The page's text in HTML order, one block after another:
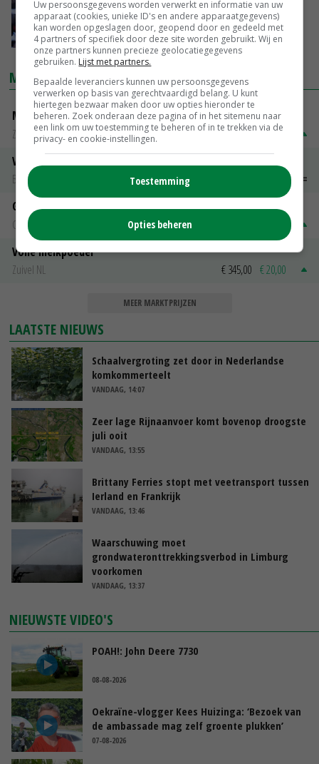
FDF overweegt aan te schuiven bij LTO en
Remkes
29-07-2022
MARKTPRIJZEN
Magere melkpoeder
Zuivel NL
€ 269,00 € 7,00
Vleeskuikens 2001-2600 gr
Barneveld
Gerst
Groningen
Volle melkpoeder
Zuivel NL
€ 345,00 € 20,00
MEER MARKTPRIJZEN
LAATSTE NIEUWS
Schaalvergroting zet door in Nederlandse
komkommerteelt
VANDAAG, 14:07
Zeer lage Rijnaanvoer komt bovenop droogste
juli ooit
VANDAAG, 13:55
Brittany Ferries stopt met veetransport tussen
Ierland en Frankrijk
VANDAAG, 13:46
Waarschuwing moet
grondwateronttrekkingsverbod in Limburg
voorkomen
VANDAAG, 13:37
NIEUWSTE VIDEO'S
POAH!: John Deere 7730
08-08-2026
Oekraïne-vlogger Kees Huizinga: ‘Bezoek van
de ambassade mag zelf groente plukken’
07-08-2026
Uw persoonsgegevens worden verwerkt en informatie van uw
apparaat (cookies, unieke ID's en andere apparaatgegevens)
kan worden opgeslagen door, geopend door en gedeeld met
4 partners of specifiek door deze site worden gebruikt. Wij en
onze partners kunnen precieze geolocatiegegevens
gebruiken. Lijst met partners.
Bepaalde leveranciers kunnen uw persoonsgegevens
verwerken op basis van gerechtvaardigd belang. U kunt
hiertegen bezwaar maken door uw opties hieronder te
beheren. Zoek onderaan deze pagina of in het sitemenu naar
een link om uw toestemming te beheren of in te trekken via de
privacy- en cookie-instellingen.
Toestemming
Opties beheren